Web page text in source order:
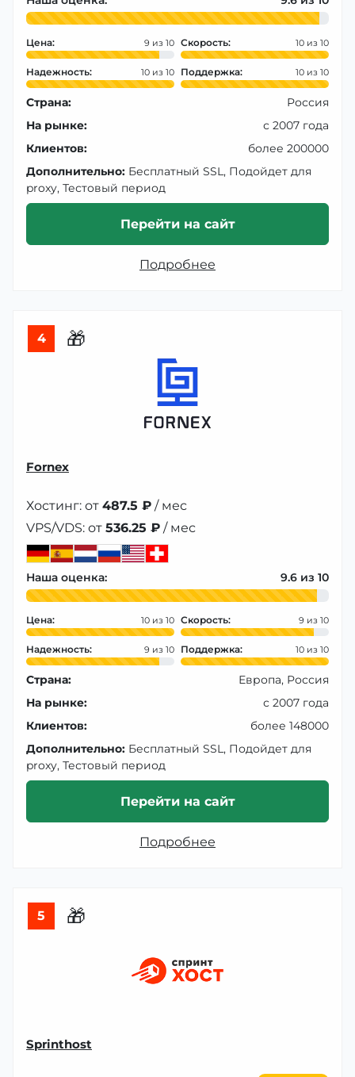
Цена: 9 Скорость: 10
Надежность: 10 Поддержка: 10
Страна:
Россия
На рынке:
с 2007 года
Клиентов:
более 200000
Дополнительно: Бесплатный SSL, Подойдет для
proxy, Тестовый период
Перейти на сайт
Подробнее
4 🎁
Fornex
Хостинг: от 487.5 ₽ / мес
VPS/VDS: от 536.25 ₽ / мес
Наша оценка: 9.6
Цена: 10 Скорость: 9
Надежность: 9 Поддержка: 10
Страна:
Европа, Россия
На рынке:
с 2007 года
Клиентов:
более 148000
Дополнительно: Бесплатный SSL, Подойдет для
proxy, Тестовый период
Перейти на сайт
Подробнее
5 🎁
Sprinthost